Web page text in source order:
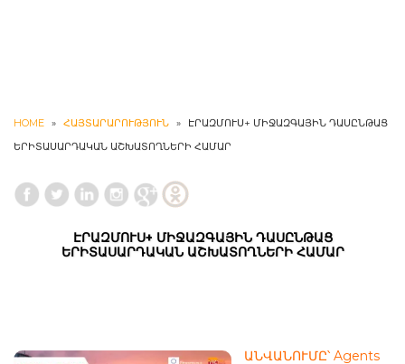
HOME » ՀԱՅՏԱՐԱՐՈՒԹՅՈՒՆ »
ԷՐԱԶՄՈՒՍ+ ՄԻՋԱԶԳԱՅԻՆ ԴԱՍԸՆԹԱՑ
ԵՐԻՏԱՍԱՐԴԱԿԱՆ ԱՇԽԱՏՈՂՆԵՐԻ ՀԱՄԱՐ
ԷՐԱԶՄՈՒՍ+ ՄԻՋԱԶԳԱՅԻՆ ԴԱՍԸՆԹԱՑ
ԵՐԻՏԱՍԱՐԴԱԿԱՆ ԱՇԽԱՏՈՂՆԵՐԻ ՀԱՄԱՐ
ԱՆՎԱՆՈՒՄԸ՝ Agents